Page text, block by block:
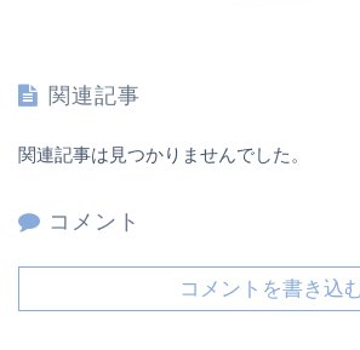
関連記事
関連記事は見つかりませんでした。
コメント
コメントを書き込